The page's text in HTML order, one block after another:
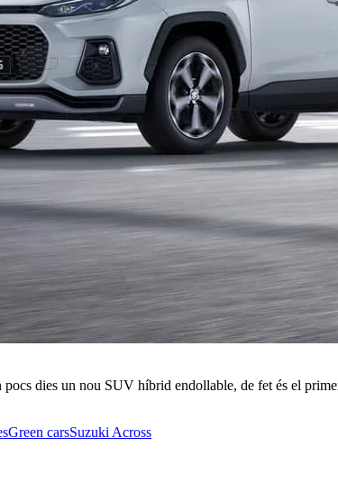
dies un nou SUV híbrid endollable, de fet és el
Green carsSuzuki Across